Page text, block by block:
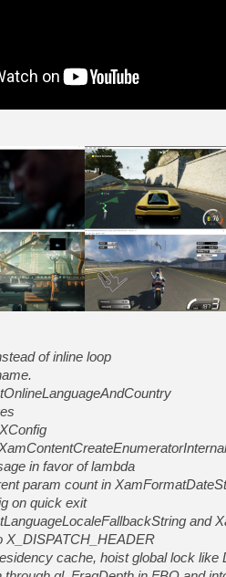
of inline loop
in favor of lambda
param count in
on quick exit
and
X_DISPATCH_HEADER
cache, hoist global lock like